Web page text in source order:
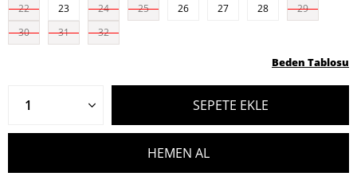
22 23 24 25 26 27 28
29
30
31 32
Beden Tablosu